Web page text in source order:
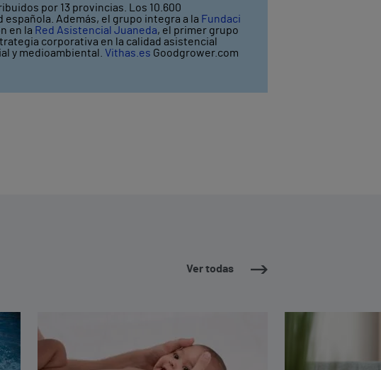
por 13 provincias. Los 10.600
Además, el grupo integra a la Fundaci
en la Red Asistencial Juaneda, el primer grupo
corporativa en la calidad asistencial
y medioambiental. Vithas.es Goodgrower.com
Ver todas